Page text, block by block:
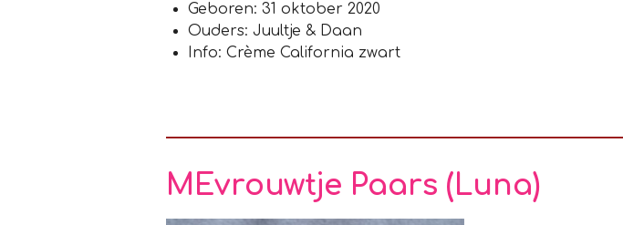
Geboren: 31 oktober 2020
Ouders: Juultje & Daan
Info: Crème California zwart
MEvrouwtje Paars (Luna)